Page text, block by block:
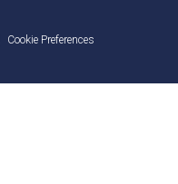
Cookie Preferences